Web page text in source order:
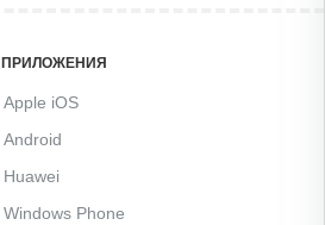
ПРИЛОЖЕНИЯ
Apple iOS
Android
Huawei
Windows Phone